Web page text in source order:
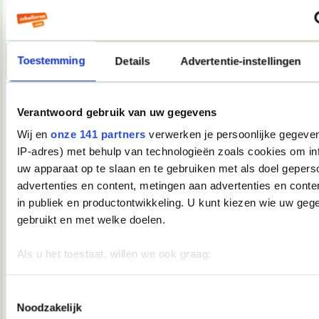
Toestemming Details Advertentie-instellingen
Verantwoord gebruik van uw gegevens
Wij en onze 141 partners verwerken je persoonlijke
IP-adres) met behulp van technologieën zoals cookies om
uw apparaat op te slaan en te gebruiken met als doel
advertenties en content, metingen aan advertenties en
in publiek en productontwikkeling. U kunt kiezen wie uw
gebruikt en met welke doelen.
Als u het toestaat, willen we ook graag:
Uw apparaat identificeren door het actief te scannen op
Noodzakelijk
Als ik morgen tijd heb, resize ik een paar foto's en upload ik
ze even.
__________________
08-12-2007, 17:39
Oooh, Junior Songfestival
Ik kijk ook en ik vind dat dat mag
08-12-2007, 17:40
Martiño
Andijvie schreef:
Oooh, Junior Songfestival
Andijvie, je daalt nu enorm in aanzien bij mij.
__________________
08-12-2007, 17:44